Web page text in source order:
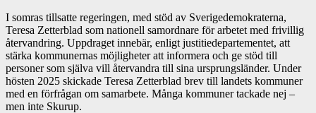
I somras tillsatte regeringen, med stöd av Sverigedemokraterna,
Teresa Zetterblad som nationell samordnare för arbetet med frivillig
återvandring. Uppdraget innebär, enligt justitiedepartementet, att
stärka kommunernas möjligheter att informera och ge stöd till
personer som själva vill återvandra till sina ursprungsländer. Under
hösten 2025 skickade Teresa Zetterblad brev till landets kommuner
med en förfrågan om samarbete. Många kommuner tackade nej –
men inte Skurup.